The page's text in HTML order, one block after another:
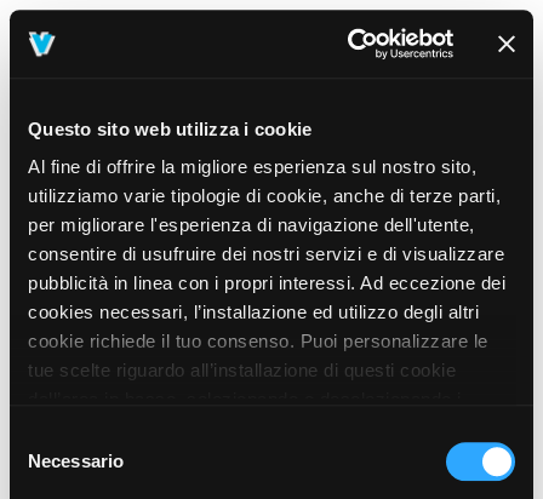
Questo sito web utilizza i cookie
Al fine di offrire la migliore esperienza sul nostro sito,
utilizziamo varie tipologie di cookie, anche di terze parti,
per migliorare l'esperienza di navigazione dell'utente,
consentire di usufruire dei nostri servizi e di visualizzare
pubblicità in linea con i propri interessi. Ad eccezione dei
cookies necessari, l’installazione ed utilizzo degli altri
cookie richiede il tuo consenso. Puoi personalizzare le
tue scelte riguardo all’installazione di questi cookie
prosegui” o decidere di accettare tutti i cookie, cliccando
sul pulsante “Accetta tutti i cookie”. Cliccando sul tasto
delNecessario